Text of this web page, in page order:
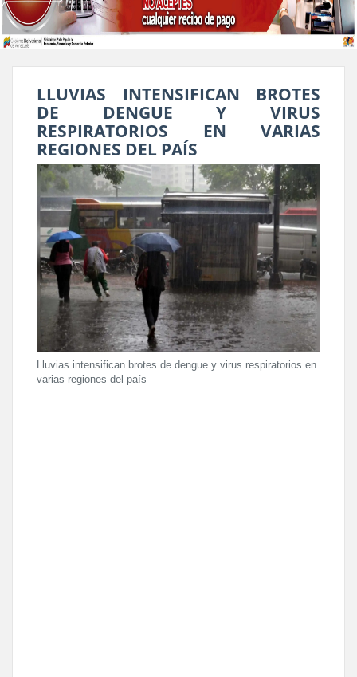
LLUVIAS INTENSIFICAN BROTES
DE DENGUE Y VIRUS
RESPIRATORIOS EN VARIAS
REGIONES DEL PAÍS
Lluvias intensifican brotes de dengue y virus respiratorios en
varias regiones del país